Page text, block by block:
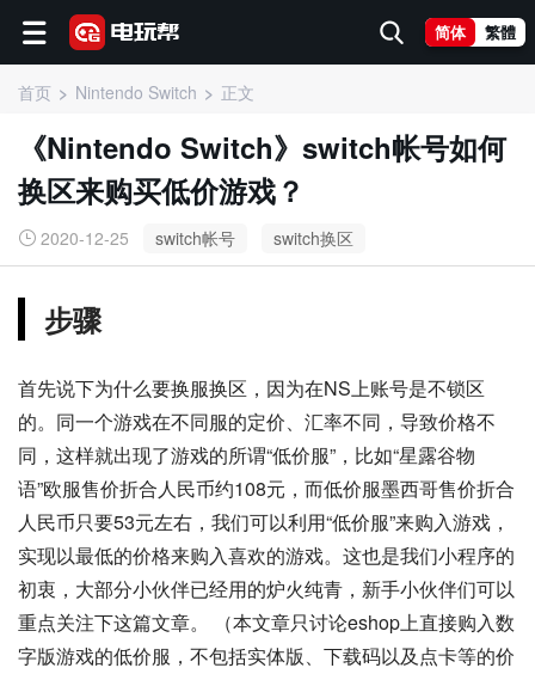
简体 繁體
首页 Nintendo Switch 正文
《Nintendo Switch》switch帐号如何
换区来购买低价游戏？
2020-12-25 switch帐号 switch换区
步骤
首先说下为什么要换服换区，因为在NS上账号是不锁区
的。同一个游戏在不同服的定价、汇率不同，导致价格不
同，这样就出现了游戏的所谓“低价服”，比如“星露谷物
语”欧服售价折合人民币约108元，而低价服墨西哥售价折合
人民币只要53元左右，我们可以利用“低价服”来购入游戏，
实现以最低的价格来购入喜欢的游戏。这也是我们小程序的
初衷，大部分小伙伴已经用的炉火纯青，新手小伙伴们可以
重点关注下这篇文章。 （本文章只讨论eshop上直接购入数
字版游戏的低价服，不包括实体版、下载码以及点卡等的价